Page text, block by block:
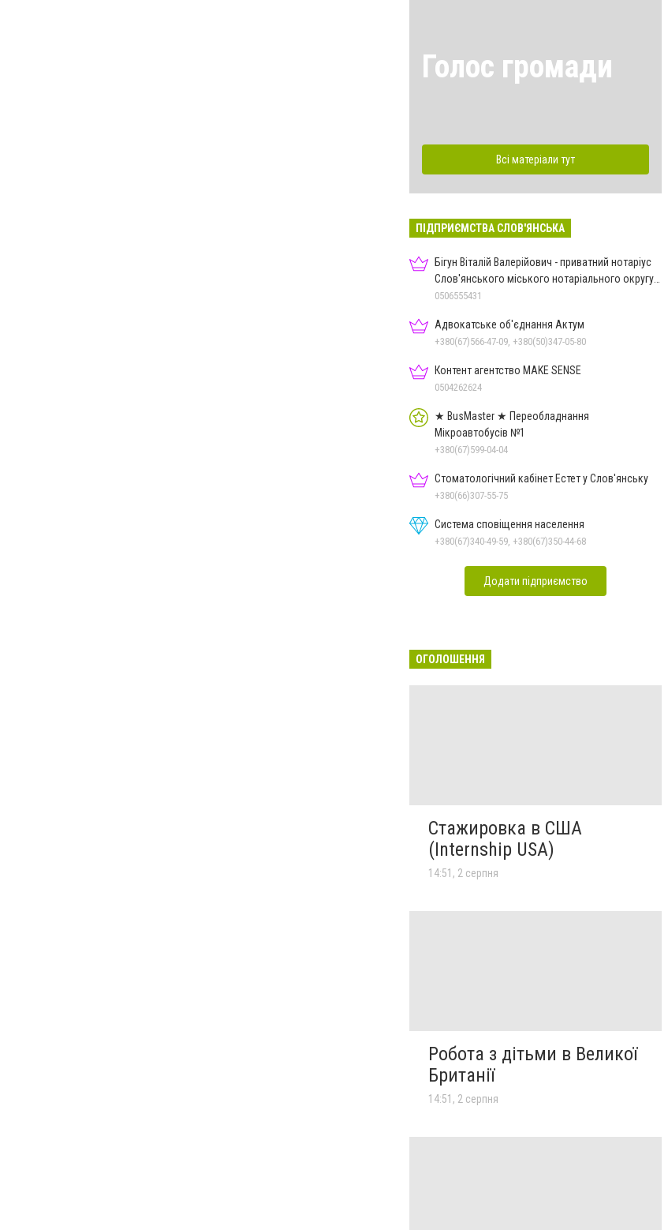
Голос громади
Всі матеріали тут
ПІДПРИЄМСТВА СЛОВ'ЯНСЬКА
Бігун Віталій Валерійович - приватний нотаріус
Слов'янського міського нотаріального округу
Дон.обл.
0506555431
Адвокатське об'єднання Актум
+380(67)566-47-09, +380(50)347-05-80
Контент агентство MAKE SENSE
0504262624
★ BusMaster ★ Переобладнання
Мікроавтобусів №1
+380(67)599-04-04
Стоматологічний кабінет Естет у Слов'янську
+380(66)307-55-75
Система сповіщення населення
+380(67)340-49-59, +380(67)350-44-68
Додати підприємство
ОГОЛОШЕННЯ
Стажировка в США
(Internship USA)
14:51, 2 серпня
Робота з дітьми в Великої
Британії
14:51, 2 серпня